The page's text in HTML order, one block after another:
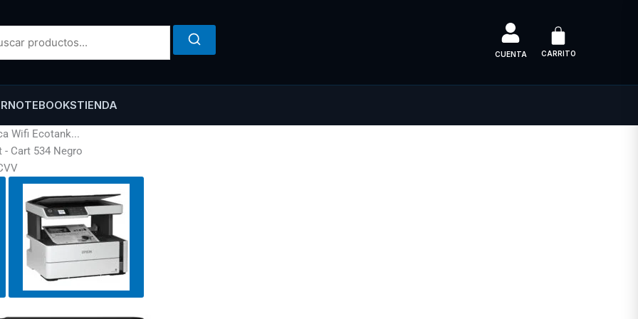
CUENTA CARRITO
NOTEBOOKSTIENDA
Wifi Ecotank...
Cart 534 Negro